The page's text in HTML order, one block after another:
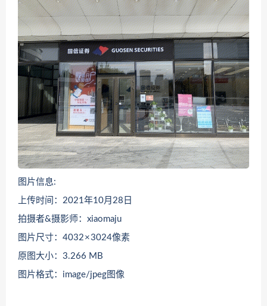
图片信息:
上传时间：2021年10月28日
拍摄者&摄影师：xiaomaju
图片尺寸：4032 × 3024像素
原图大小：3.266 MB
图片格式：image/jpeg图像